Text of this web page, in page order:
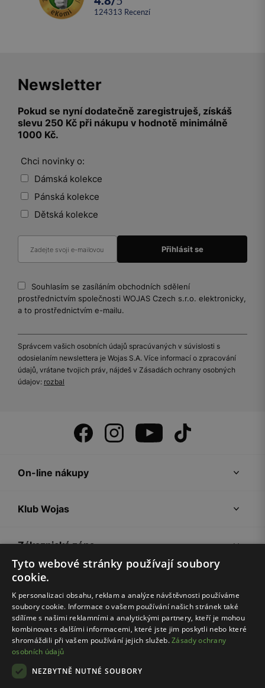
124313 recenzí
Newsletter
Pokud se nyní dodatečně zaregistruješ, získáš
slevu 250 Kč při nákupu v hodnotě minimálně
1000 Kč.
Chci novinky o:
Dámská kolekce
Pánská kolekce
Dětská kolekce
Souhlasím se zasíláním obchodních sdělení
prostřednictvím společnosti WOJAS Czech s.r.o. elektronicky,
a to prostřednictvím e-mailu.
Správcem vašich osobních údajů spracúvaných v súvislosti s
odosielaním newslettera je Wojas S.A. Více informací o zpracování
údajů, vrátane tvojich práv, nájdeš v Zásadách ochrany osobných
údajov: rozbal
On-line nákupy
Klub Wojas
Zákaznická zóna
Společnost Wojas
Rady
Tyto webové stránky používají soubory
cookie.
K personalizaci obsahu, reklam a analýze návštěvnosti používáme
soubory cookie. Informace o vašem používání našich stránek také
sdílíme s našimi reklamními a analytickými partnery, kteří je mohou
kombinovat s dalšími informacemi, které jste jim poskytli nebo které
shromáždili při vašem používání jejich služeb.Zásady ochrany
osobních údajů
NEZBYTNĚ NUTNÉ SOUBORY